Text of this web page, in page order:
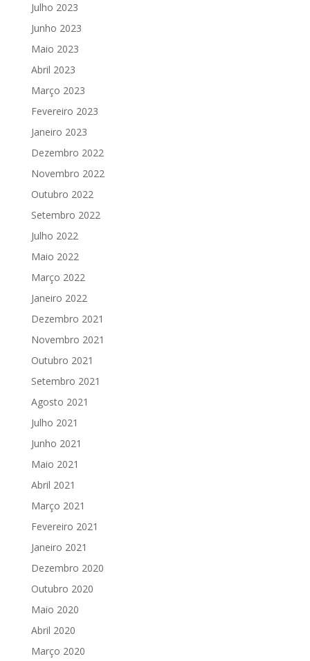
Julho 2023
Junho 2023
Maio 2023
Abril 2023
Março 2023
Fevereiro 2023
Janeiro 2023
Dezembro 2022
Novembro 2022
Outubro 2022
Setembro 2022
Julho 2022
Maio 2022
Março 2022
Janeiro 2022
Dezembro 2021
Novembro 2021
Outubro 2021
Setembro 2021
Agosto 2021
Julho 2021
Junho 2021
Maio 2021
Abril 2021
Março 2021
Fevereiro 2021
Janeiro 2021
Dezembro 2020
Outubro 2020
Maio 2020
Abril 2020
Março 2020